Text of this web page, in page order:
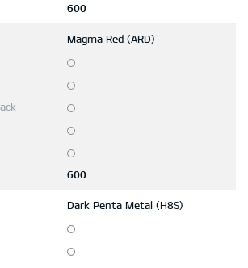
600
Magma Red (ARD)
600
Dark Penta Metal (H8S)